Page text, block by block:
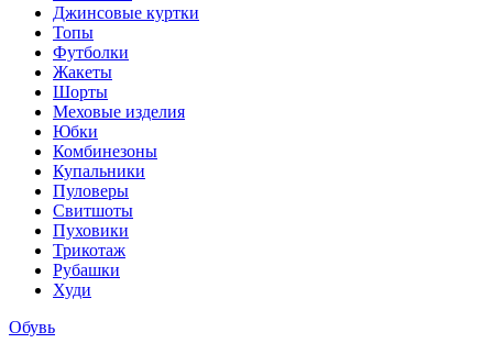
Джинсовые куртки
Топы
Футболки
Жакеты
Шорты
Меховые изделия
Юбки
Комбинезоны
Купальники
Пуловеры
Свитшоты
Пуховики
Трикотаж
Рубашки
Худи
Обувь